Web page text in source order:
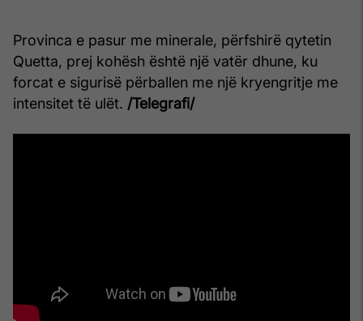
Provinca e pasur me minerale, përfshirë qytetin
Quetta, prej kohësh është një vatër dhune, ku
forcat e sigurisë përballen me një kryengritje me
intensitet të ulët. /Telegrafi/